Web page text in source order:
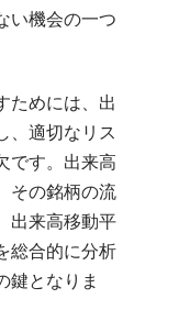
い機会の一つ
ためには、出
、適切なリス
です。出来高
その銘柄の流
出来高移動平
総合的に分析
鍵となりま